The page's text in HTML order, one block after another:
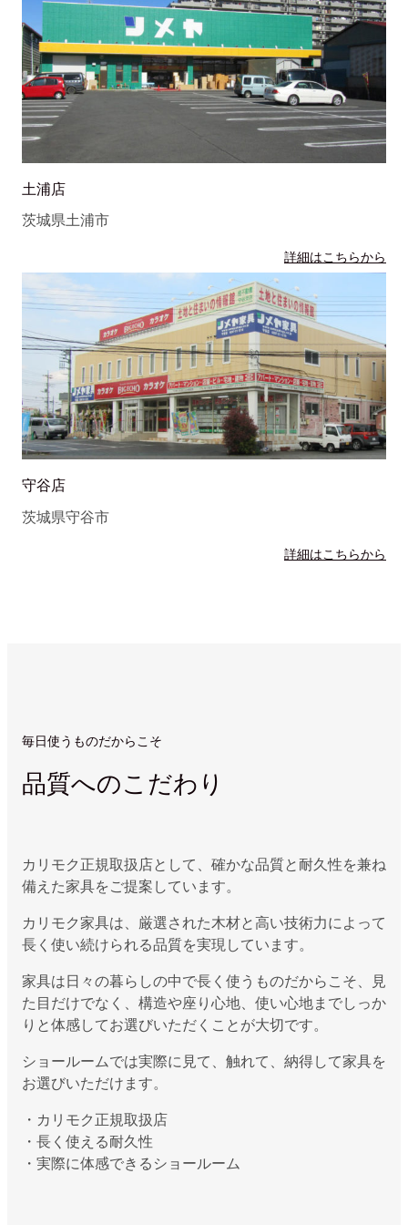
土浦店
茨城県土浦市
詳細はこちらから
守谷店
茨城県守谷市
詳細はこちらから
毎日使うものだからこそ
品質へのこだわり
カリモク正規取扱店として、確かな品質と耐久性を兼ね
備えた家具をご提案しています。
カリモク家具は、厳選された木材と高い技術力によって
長く使い続けられる品質を実現しています。
家具は日々の暮らしの中で長く使うものだからこそ、見
た目だけでなく、構造や座り心地、使い心地までしっか
りと体感してお選びいただくことが大切です。
ショールームでは実際に見て、触れて、納得して家具を
お選びいただけます。
・カリモク正規取扱店
・長く使える耐久性
・実際に体感できるショールーム